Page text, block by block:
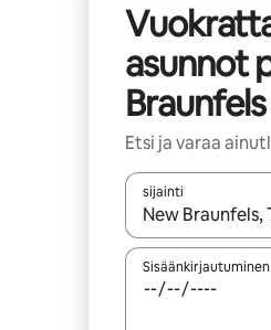
asunnot
Braunfels
Etsi ja varaa
sijainti
Kun tulokset
Sisäänkirjautuminen